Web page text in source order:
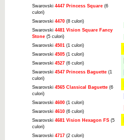
Swarovski 4447 Princess Square (6
culori)
Swarovski 4470 (8 culori)
Swarovski 4481 Vision Square Fancy
Stone (5 culori)
Swarovski 4501 (1 culori)
Swarovski 4505 (1 culori)
Swarovski 4527 (6 culori)
Swarovski 4547 Princess Baguette (1
culori)
Swarovski 4565 Classical Baguette (6
culori)
Swarovski 4600 (1 culori)
Swarovski 4610 (6 culori)
Swarovski 4681 Vision Hexagon FS (5
culori)
Swarovski 4717 (2 culori)